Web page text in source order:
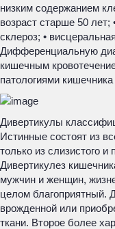
низким содержанием
возраст старше 50 лет;
склероз; •
Дифференциальную
кишечным
патологиями
Дивертикулы
Истинные состоят из
только из слизистого
Дивертикулез
мужчин и женщин,
целом благоприятный.
врожденной или
ткани. Второе более